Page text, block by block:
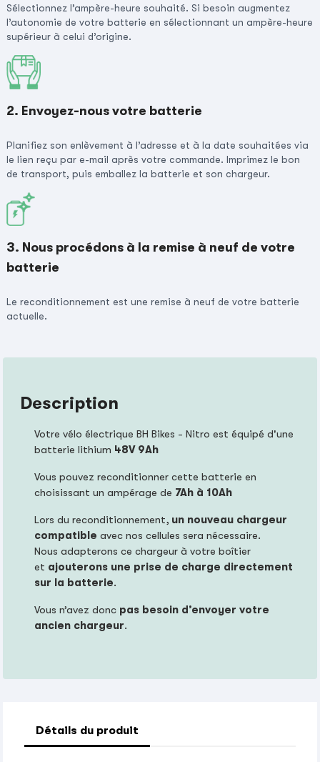
Sélectionnez l’ampère-heure souhaité. Si besoin augmentez
l’autonomie de votre batterie en sélectionnant un ampère-heure
supérieur à celui d’origine.
2. Envoyez-nous votre batterie
Planifiez son enlèvement à l’adresse et à la date souhaitées via
le lien reçu par e-mail après votre commande. Imprimez le bon
de transport, puis emballez la batterie et son chargeur.
3. Nous procédons à la remise à neuf de votre
batterie
Le reconditionnement est une remise à neuf de votre batterie
actuelle.
Description
Votre vélo électrique BH Bikes - Nitro est équipé d'une
batterie lithium 48V 9Ah
Vous pouvez reconditionner cette batterie en
choisissant un ampérage de 7Ah à 10Ah
Lors du reconditionnement, un nouveau chargeur
compatible avec nos cellules sera nécessaire.
Nous adapterons ce chargeur à votre boîtier
et ajouterons une prise de charge directement
sur la batterie.
Vous n’avez donc pas besoin d’envoyer votre
ancien chargeur.
Détails du produit